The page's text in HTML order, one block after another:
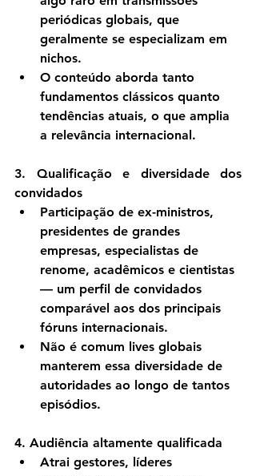
periódicas globais, que
geralmente se especializam em
nichos.
O conteúdo aborda tanto
fundamentos clássicos quanto
tendências atuais, o que amplia
a relevância internacional.
3. Qualificação e diversidade dos
convidados
Participação de ex-ministros,
presidentes de grandes
empresas, especialistas de
renome, acadêmicos e cientistas
— um perfil de convidados
comparável aos dos principais
fóruns internacionais.
Não é comum lives globais
manterem essa diversidade de
autoridades ao longo de tantos
episódios.
4. Audiência altamente qualificada
Atrai gestores, líderes